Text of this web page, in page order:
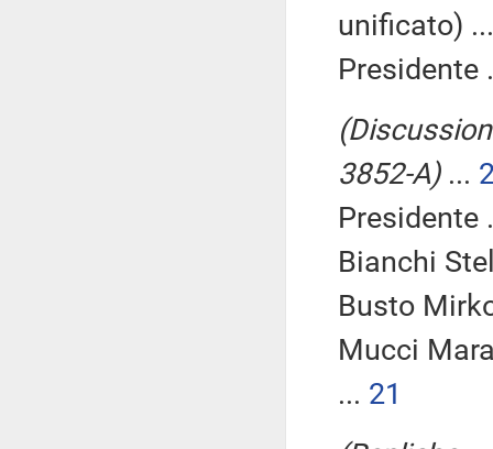
unificato)
Presidente
3852-A)...
Presidente
Bianchi
Busto
Mucci
... 21